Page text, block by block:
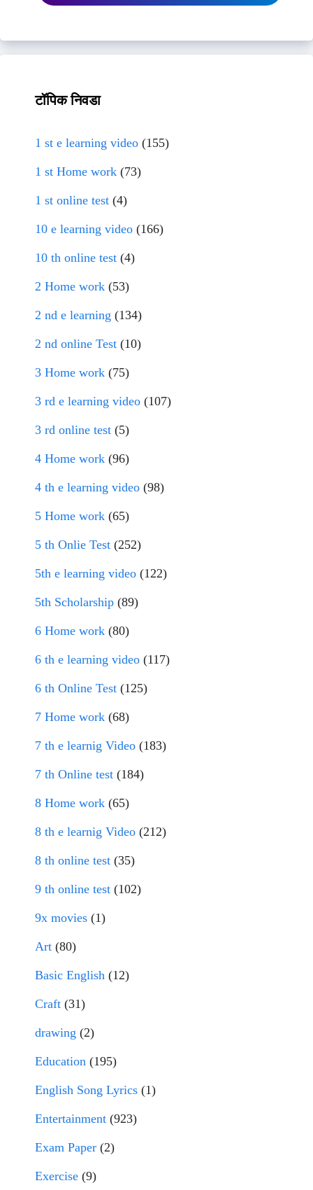
टॉपिक निवडा
1 st e learning video (155)
1 st Home work (73)
1 st online test (4)
10 e learning video (166)
10 th online test (4)
2 Home work (53)
2 nd e learning (134)
2 nd online Test (10)
3 Home work (75)
3 rd e learning video (107)
3 rd online test (5)
4 Home work (96)
4 th e learning video (98)
5 Home work (65)
5 th Onlie Test (252)
5th e learning video (122)
5th Scholarship (89)
6 Home work (80)
6 th e learning video (117)
6 th Online Test (125)
7 Home work (68)
7 th e learnig Video (183)
7 th Online test (184)
8 Home work (65)
8 th e learnig Video (212)
8 th online test (35)
9 th online test (102)
9x movies (1)
Art (80)
Basic English (12)
Craft (31)
drawing (2)
Education (195)
English Song Lyrics (1)
Entertainment (923)
Exam Paper (2)
Exercise (9)